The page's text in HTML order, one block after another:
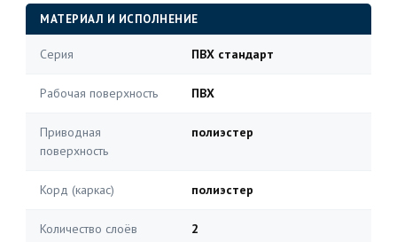
МАТЕРИАЛ И ИСПОЛНЕНИЕ
Серия ПВХ стандарт
Рабочая поверхность ПВХ
Приводная
поверхность
полиэстер
Корд (каркас) полиэстер
Количество слоёв 2